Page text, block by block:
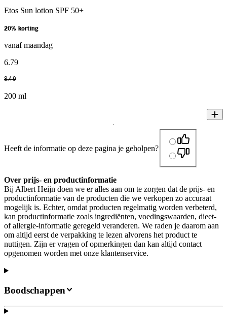
Etos Sun lotion SPF 50+
20% korting
vanaf maandag
6.79
8.49
200 ml
Heeft de informatie op deze pagina je geholpen?
Over prijs- en productinformatie
Bij Albert Heijn doen we er alles aan om te zorgen dat de prijs- en
productinformatie van de producten die we verkopen zo accuraat
mogelijk is. Echter, omdat producten regelmatig worden verbeterd,
kan productinformatie zoals ingrediënten, voedingswaarden, dieet-
of allergie-informatie geregeld veranderen. We raden je daarom aan
om altijd eerst de verpakking te lezen alvorens het product te
nuttigen. Zijn er vragen of opmerkingen dan kan altijd contact
opgenomen worden met onze klantenservice.
Boodschappen